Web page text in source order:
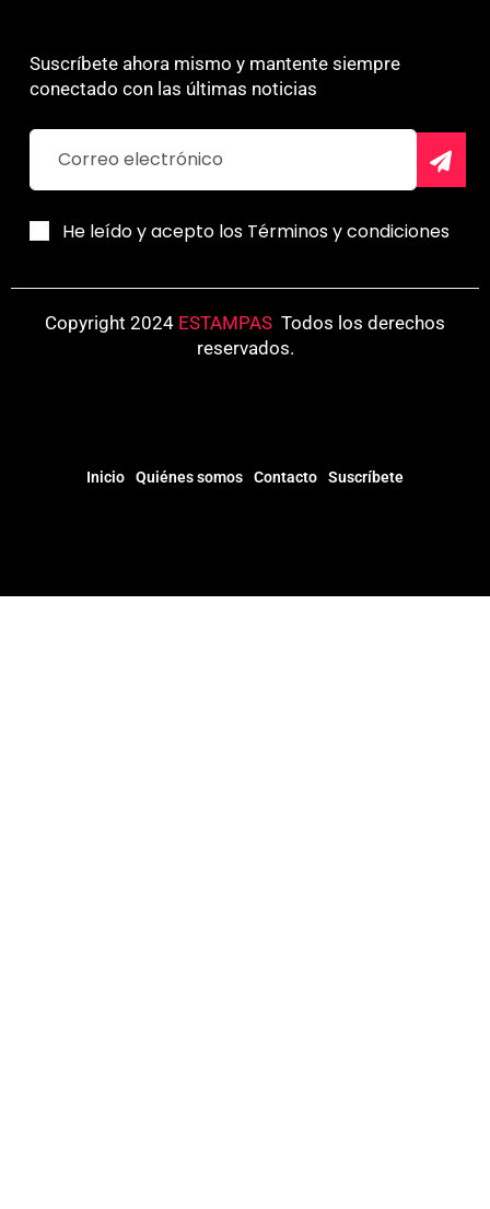
Suscríbete ahora mismo y mantente siempre
conectado con las últimas noticias
He leído y acepto los Términos y condiciones
Copyright 2024 ESTAMPAS Todos los derechos
reservados.
Inicio Quiénes somos Contacto Suscríbete